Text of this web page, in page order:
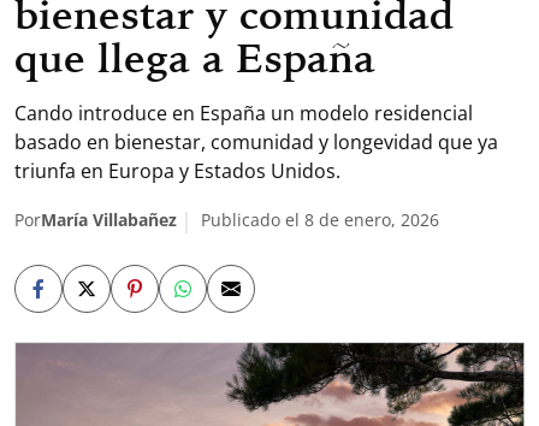
bienestar y comunidad
que llega a España
Cando introduce en España un modelo residencial
basado en bienestar, comunidad y longevidad que ya
triunfa en Europa y Estados Unidos.
PorMaría Villabañez Publicado el 8 de enero, 2026